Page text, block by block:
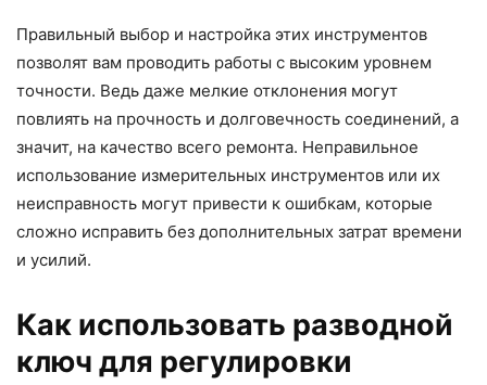
Правильный выбор и настройка этих инструментов
позволят вам проводить работы с высоким уровнем
точности. Ведь даже мелкие отклонения могут
повлиять на прочность и долговечность соединений, а
значит, на качество всего ремонта. Неправильное
использование измерительных инструментов или их
неисправность могут привести к ошибкам, которые
сложно исправить без дополнительных затрат времени
и усилий.
Как использовать разводной
ключ для регулировки